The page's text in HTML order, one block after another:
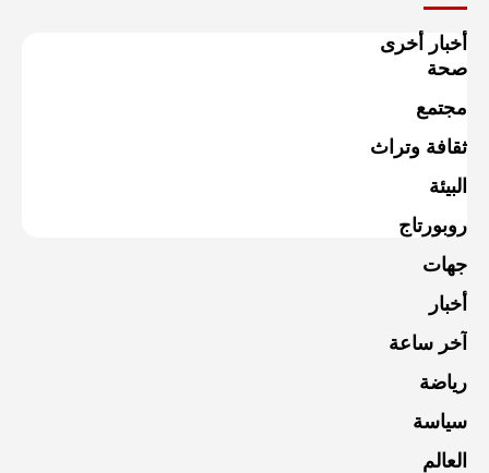
أخبار أخرى
صحة
مجتمع
ثقافة وتراث
البيئة
روبورتاج
جهات
أخبار
آخر ساعة
رياضة
سياسة
العالم